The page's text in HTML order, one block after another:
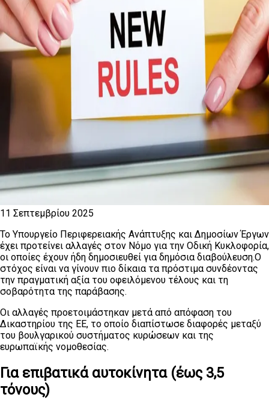
11 Σεπτεμβρίου 2025
Το Υπουργείο Περιφερειακής Ανάπτυξης και Δημοσίων Έργων
έχει προτείνει αλλαγές στον Νόμο για την Οδική Κυκλοφορία,
οι οποίες έχουν ήδη δημοσιευθεί για δημόσια διαβούλευση.Ο
στόχος είναι να γίνουν πιο δίκαια τα πρόστιμα συνδέοντας
την πραγματική αξία του οφειλόμενου τέλους και τη
σοβαρότητα της παράβασης.
Οι αλλαγές προετοιμάστηκαν μετά από απόφαση του
Δικαστηρίου της ΕΕ, το οποίο διαπίστωσε διαφορές μεταξύ
του βουλγαρικού συστήματος κυρώσεων και της
ευρωπαϊκής νομοθεσίας.
Για επιβατικά αυτοκίνητα (έως 3,5
τόνους)